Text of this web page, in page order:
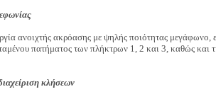
ανοιχτής ακρόασης με ψηλής ποιότητας μεγάφωνο,
πατήματος των πλήκτρων 1, 2 και 3, καθώς
κλήσεων